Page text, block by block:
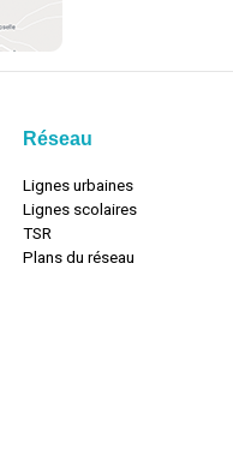
Réseau
Lignes urbaines
Lignes scolaires
TSR
Plans du réseau